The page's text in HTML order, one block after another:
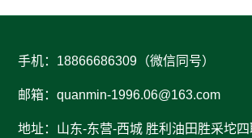
手机：18866686309（微信同号）
邮箱：quanmin-1996.06@163.com
地址：山东-东营-西城 胜利油田胜采坨